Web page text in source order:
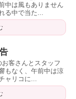
中は風もありません
る中で当た...
客さんとスタッフ
もなく、午前中は涼
ャリコに...